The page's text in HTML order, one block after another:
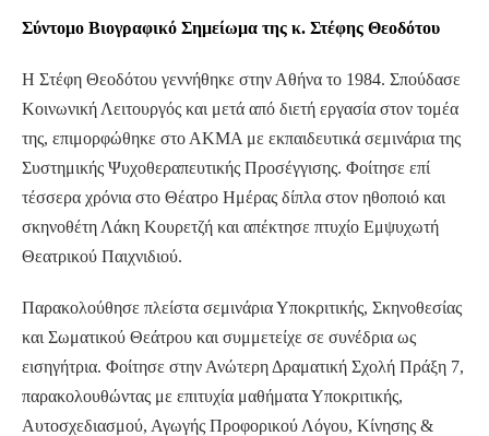
Σύντομο Βιογραφικό Σημείωμα της κ. Στέφης Θεοδότου
Η Στέφη Θεοδότου γεννήθηκε στην Αθήνα το 1984. Σπούδασε
Κοινωνική Λειτουργός και μετά από διετή εργασία στον τομέα
της, επιμορφώθηκε στο ΑΚΜΑ με εκπαιδευτικά σεμινάρια της
Συστημικής Ψυχοθεραπευτικής Προσέγγισης. Φοίτησε επί
τέσσερα χρόνια στο Θέατρο Ημέρας δίπλα στον ηθοποιό και
σκηνοθέτη Λάκη Κουρετζή και απέκτησε πτυχίο Εμψυχωτή
Θεατρικού Παιχνιδιού.
Παρακολούθησε πλείστα σεμινάρια Υποκριτικής, Σκηνοθεσίας
και Σωματικού Θεάτρου και συμμετείχε σε συνέδρια ως
εισηγήτρια. Φοίτησε στην Ανώτερη Δραματική Σχολή Πράξη 7,
παρακολουθώντας με επιτυχία μαθήματα Υποκριτικής,
Αυτοσχεδιασμού, Αγωγής Προφορικού Λόγου, Κίνησης &